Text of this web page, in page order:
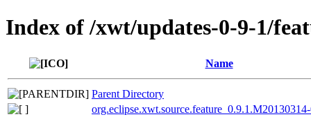
Index of /xwt/updates-0-9-1/
Name
Parent Directory